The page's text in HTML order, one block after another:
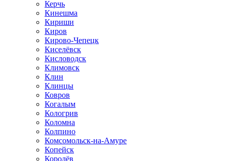
Керчь
Кинешма
Кириши
Киров
Кирово-Чепецк
Киселёвск
Кисловодск
Климовск
Клин
Клинцы
Ковров
Когалым
Кологрив
Коломна
Колпино
Комсомольск-на-Амуре
Копейск
Королёв